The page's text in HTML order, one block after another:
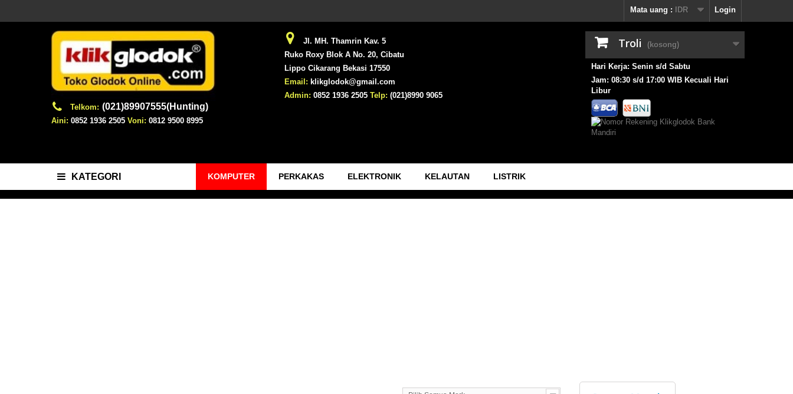
Login
Mata uang : IDR
Telkom: (021)89907555(Hunting)
Aini: 0852 1936 2505 Voni: 0812 9500 8995
Jl. MH. Thamrin Kav. 5
Ruko Roxy Blok A No. 20, Cibatu
Lippo Cikarang Bekasi 17550
Email: klikglodok@gmail.com
Admin: 0852 1936 2505 Telp: (021)8990 9065
Troli (kosong)
Hari Kerja: Senin s/d Sabtu
Jam: 08:30 s/d 17:00 WIB Kecuali Hari
Libur
KATEGORI KOMPUTER PERKAKAS ELEKTRONIK KELAUTAN LISTRIK